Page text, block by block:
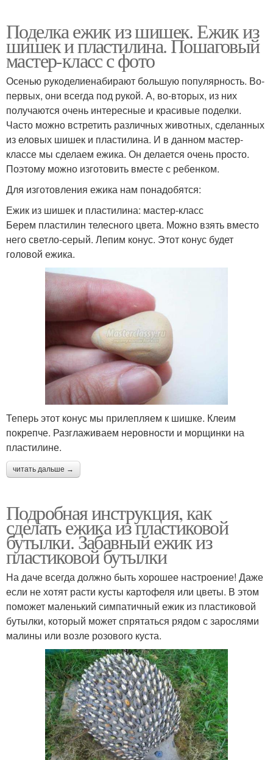
Поделка ежик из шишек. Ежик из
шишек и пластилина. Пошаговый
мастер-класс с фото
Осенью рукоделиенабирают большую популярность. Во-
первых, они всегда под рукой. А, во-вторых, из них
получаются очень интересные и красивые поделки.
Часто можно встретить различных животных, сделанных
из еловых шишек и пластилина. И в данном мастер-
классе мы сделаем ежика. Он делается очень просто.
Поэтому можно изготовить вместе с ребенком.
Для изготовления ежика нам понадобятся:
Ежик из шишек и пластилина: мастер-класс
Берем пластилин телесного цвета. Можно взять вместо
него светло-серый. Лепим конус. Этот конус будет
головой ежика.
Теперь этот конус мы прилепляем к шишке. Клеим
покрепче. Разглаживаем неровности и морщинки на
пластилине.
читать дальше →
Подробная инструкция, как
сделать ежика из пластиковой
бутылки. Забавный ежик из
пластиковой бутылки
На даче всегда должно быть хорошее настроение! Даже
если не хотят расти кусты картофеля или цветы. В этом
поможет маленький симпатичный ежик из пластиковой
бутылки, который может спрятаться рядом с зарослями
малины или возле розового куста.